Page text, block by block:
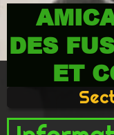
DES
ET